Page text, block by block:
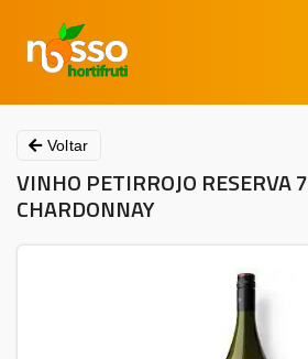
Voltar
VINHO PETIRROJO RESERVA
CHARDONNAY